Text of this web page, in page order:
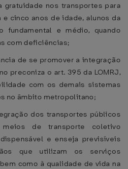
nos transportes para
cinco anos de idade, alunos da
fundamental e médio, quando
com deficiências;
de se promover a integração
preconiza o art. 395 da LOMRJ,
com os demais sistemas
no âmbito metropolitano;
dos transportes públicos
de transporte coletivo
e enseja previsíveis
que utilizam os serviços
como à qualidade de vida na